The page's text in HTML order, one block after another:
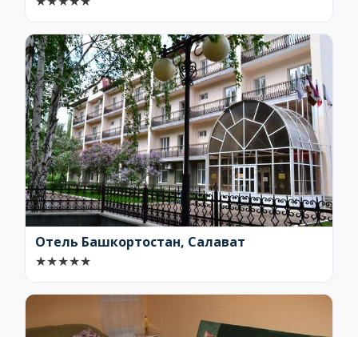
Отель Башкортостан, Салават
★★★★★